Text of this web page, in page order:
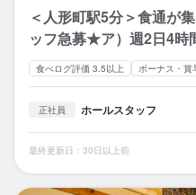
＜人形町駅5分＞食通が
ッフ急募★ア）週2日4時
食べログ評価 3.5以上 ボーナス・賞
正社員 ホールスタッフ
最終更新日：30日以上前